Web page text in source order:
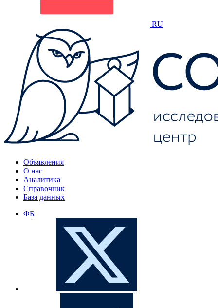
RU
Объявления
О нас
Аналитика
Справочник
База данных
ФБ